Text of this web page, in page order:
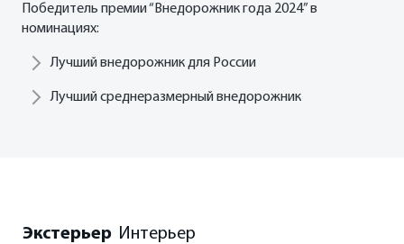
Победитель премии “Внедорожник года 2024” в
номинациях:
Лучший внедорожник для России
Лучший среднеразмерный внедорожник
Экстерьер Интерьер